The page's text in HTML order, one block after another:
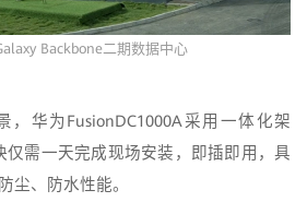
Backbone二期数据中心
华为FusionDC1000A采用一体化架
仅需一天完成现场安装，即插即用，具
尘、防水性能。